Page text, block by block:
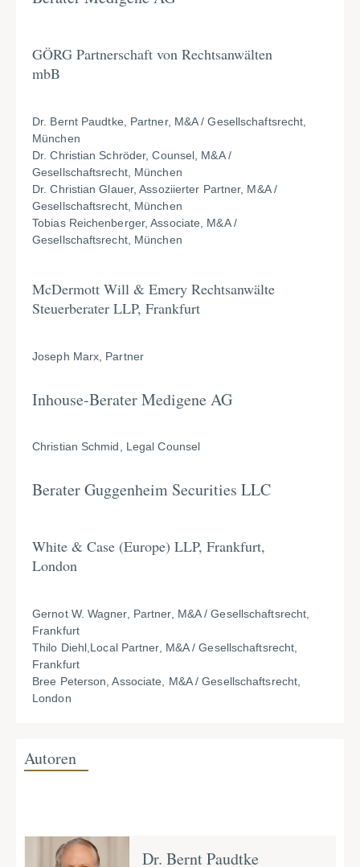
GÖRG Partnerschaft von Rechtsanwälten
mbB
Dr. Bernt Paudtke, Partner, M&A / Gesellschaftsrecht,
München
Dr. Christian Schröder, Counsel, M&A /
Gesellschaftsrecht, München
Dr. Christian Glauer, Assoziierter Partner, M&A /
Gesellschaftsrecht, München
Tobias Reichenberger, Associate, M&A /
Gesellschaftsrecht, München
McDermott Will & Emery Rechtsanwälte
Steuerberater LLP, Frankfurt
Joseph Marx, Partner
Inhouse-Berater Medigene AG
Christian Schmid, Legal Counsel
Berater Guggenheim Securities LLC
White & Case (Europe) LLP, Frankfurt,
London
Gernot W. Wagner, Partner, M&A / Gesellschaftsrecht,
Frankfurt
Thilo Diehl,Local Partner, M&A / Gesellschaftsrecht,
Frankfurt
Bree Peterson, Associate, M&A / Gesellschaftsrecht,
London
Autoren
Dr. Bernt Paudtke